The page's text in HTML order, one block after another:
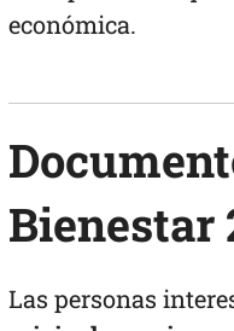
económica.
Bienestar
Las personas